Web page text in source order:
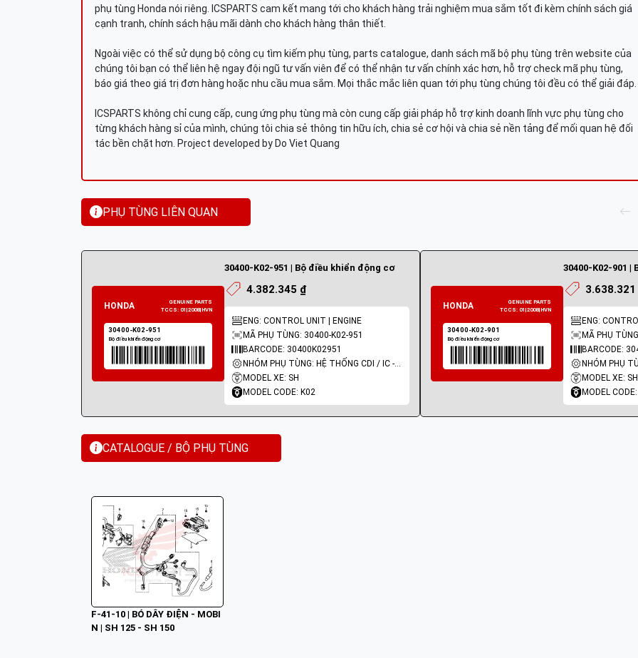
phụ tùng Honda nói riêng. ICSPARTS cam kết mang tới cho khách hàng trải nghiệm mua sắm tốt đi kèm chính sách giá
cạnh tranh, chính sách hậu mãi dành cho khách hàng thân thiết.
Ngoài việc có thể sử dụng bộ công cụ tìm kiếm phụ tùng, parts catalogue, danh sách mã bộ phụ tùng trên website của
chúng tôi bạn có thể liên hệ ngay đội ngũ tư vấn viên để có thể nhận tư vấn chính xác hơn, hỗ trợ check mã phụ tùng,
báo giá theo giá trị đơn hàng hoặc nhu cầu mua sắm. Mọi thắc mắc liên quan tới phụ tùng chúng tôi đều có thể giải đáp.
ICSPARTS không chỉ cung cấp, cung ứng phụ tùng mà còn cung cấp giải pháp hỗ trợ kinh doanh lĩnh vực phụ tùng cho
từng khách hàng sỉ của mình, chúng tôi chia sẻ thông tin hữu ích, chia sẻ cơ hội và chia sẻ nền tảng để mối quan hệ đối
tác bền chặt hơn. Project developed by Do Viet Quang
PHỤ TÙNG LIÊN QUAN
30400-K02-951 | Bộ điều khiển động cơ
4.382.345 ₫
ENG: CONTROL UNIT | ENGINE
MÃ PHỤ TÙNG: 30400-K02-951
BARCODE: 30400K02951
NHÓM PHỤ TÙNG: HỆ THỐNG CDI / IC - MOBIN SƯỜN
MODEL XE: SH
MODEL CODE: K02
30400-K02-901 |
3.638.321
ENG:
MÃ PHỤ
BARCODE:
MODEL XE: SH
MODEL
CATALOGUE / BỘ PHỤ TÙNG
F-41-10 | BÓ DÂY ĐIỆN - MOBI
N | SH 125 - SH 150